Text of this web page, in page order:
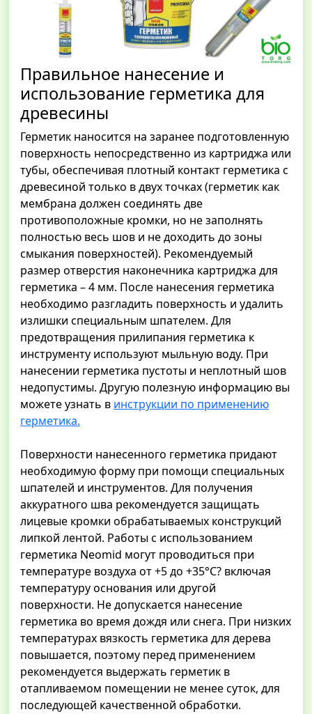
Правильное нанесение и
использование герметика для
древесины
Герметик наносится на заранее подготовленную
поверхность непосредственно из картриджа или
тубы, обеспечивая плотный контакт герметика с
древесиной только в двух точках (герметик как
мембрана должен соединять две
противоположные кромки, но не заполнять
полностью весь шов и не доходить до зоны
смыкания поверхностей). Рекомендуемый
размер отверстия наконечника картриджа для
герметика – 4 мм. После нанесения герметика
необходимо разгладить поверхность и удалить
излишки специальным шпателем. Для
предотвращения прилипания герметика к
инструменту используют мыльную воду. При
нанесении герметика пустоты и неплотный шов
недопустимы. Другую полезную информацию вы
можете узнать в инструкции по применению
герметика.
Поверхности нанесенного герметика придают
необходимую форму при помощи специальных
шпателей и инструментов. Для получения
аккуратного шва рекомендуется защищать
лицевые кромки обрабатываемых конструкций
липкой лентой. Работы с использованием
герметика Neomid могут проводиться при
температуре воздуха от +5 до +35°С? включая
температуру основания или другой
поверхности. Не допускается нанесение
герметика во время дождя или снега. При низких
температурах вязкость герметика для дерева
повышается, поэтому перед применением
рекомендуется выдержать герметик в
отапливаемом помещении не менее суток, для
последующей качественной обработки.